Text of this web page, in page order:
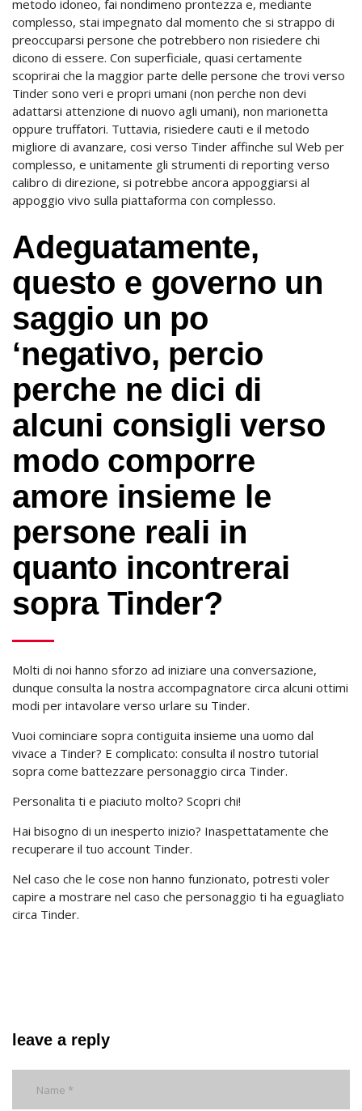
metodo idoneo, fai nondimeno prontezza e, mediante
complesso, stai impegnato dal momento che si strappo di
preoccuparsi persone che potrebbero non risiedere chi
dicono di essere. Con superficiale, quasi certamente
scoprirai che la maggior parte delle persone che trovi verso
Tinder sono veri e propri umani (non perche non devi
adattarsi attenzione di nuovo agli umani), non marionetta
oppure truffatori. Tuttavia, risiedere cauti e il metodo
migliore di avanzare, cosi verso Tinder affinche sul Web per
complesso, e unitamente gli strumenti di reporting verso
calibro di direzione, si potrebbe ancora appoggiarsi al
appoggio vivo sulla piattaforma con complesso.
Adeguatamente,
questo e governo un
saggio un po
‘negativo, percio
perche ne dici di
alcuni consigli verso
modo comporre
amore insieme le
persone reali in
quanto incontrerai
sopra Tinder?
Molti di noi hanno sforzo ad iniziare una conversazione,
dunque consulta la nostra accompagnatore circa alcuni ottimi
modi per intavolare verso urlare su Tinder.
Vuoi cominciare sopra contiguita insieme una uomo dal
vivace a Tinder? E complicato: consulta il nostro tutorial
sopra come battezzare personaggio circa Tinder.
Personalita ti e piaciuto molto? Scopri chi!
Hai bisogno di un inesperto inizio? Inaspettatamente che
recuperare il tuo account Tinder.
Nel caso che le cose non hanno funzionato, potresti voler
capire a mostrare nel caso che personaggio ti ha eguagliato
circa Tinder.
leave a reply